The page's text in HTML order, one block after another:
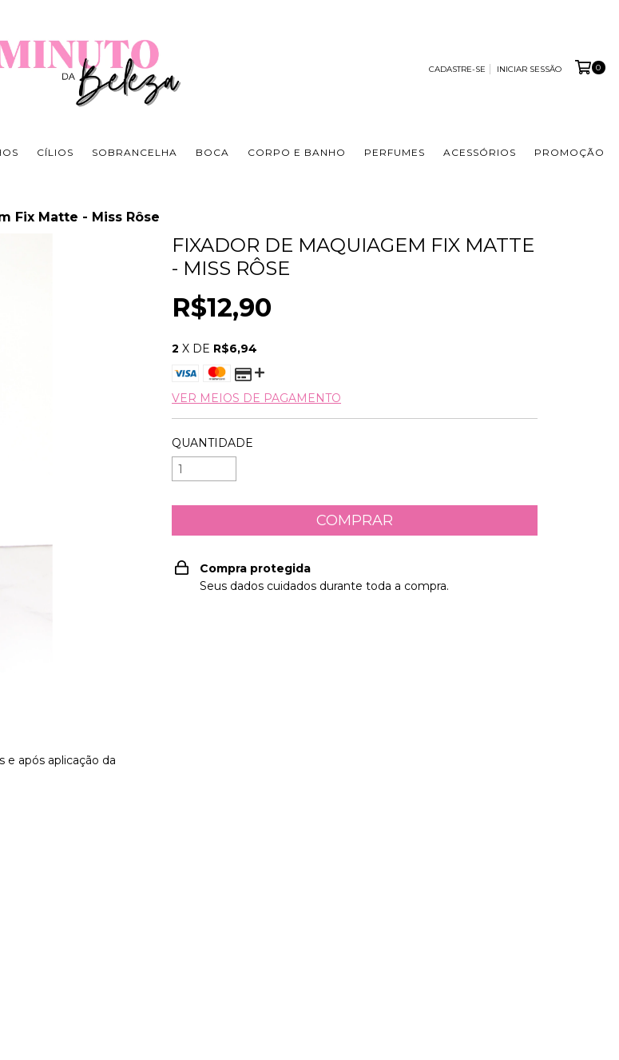
CADASTRE-SE INICIAR SESSÃO 0
CÍLIOS SOBRANCELHA BOCA CORPO E BANHO PERFUMES ACESSÓRIOS PROMOÇÃO
Fix Matte - Miss Rôse
após aplicação da
FIXADOR DE MAQUIAGEM FIX MATTE
- MISS RÔSE
R$12,90
2 X DE R$6,94
VER MEIOS DE PAGAMENTO
QUANTIDADE
Compra protegida
Seus dados cuidados durante toda a compra.